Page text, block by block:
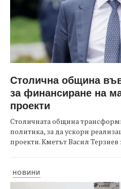
Столична община
за финансиране на
проекти
Столичната община
политика, за да ускори
проекти. Кметът Васил Терзиев
НОВИНИ